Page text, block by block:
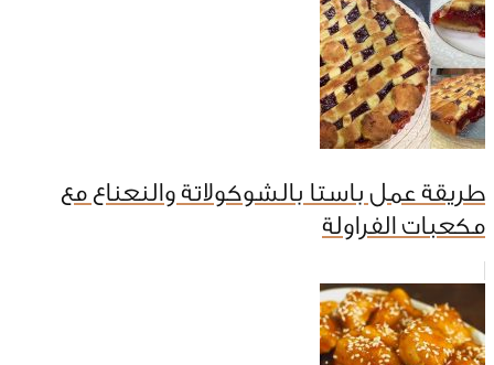
طريقة عمل باستا بالشوكولاتة والنعناع مع
مكعبات الفراولة